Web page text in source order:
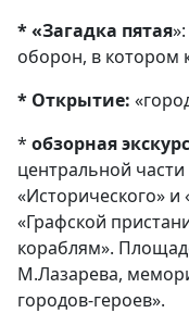
* «Загадка пятая
оборон, в
* Открытие:
* обзорная
центральной
«Исторического»
«Графской
кораблям».
М.Лазарева,